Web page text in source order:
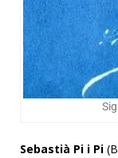
Sebastià Pi i Pi